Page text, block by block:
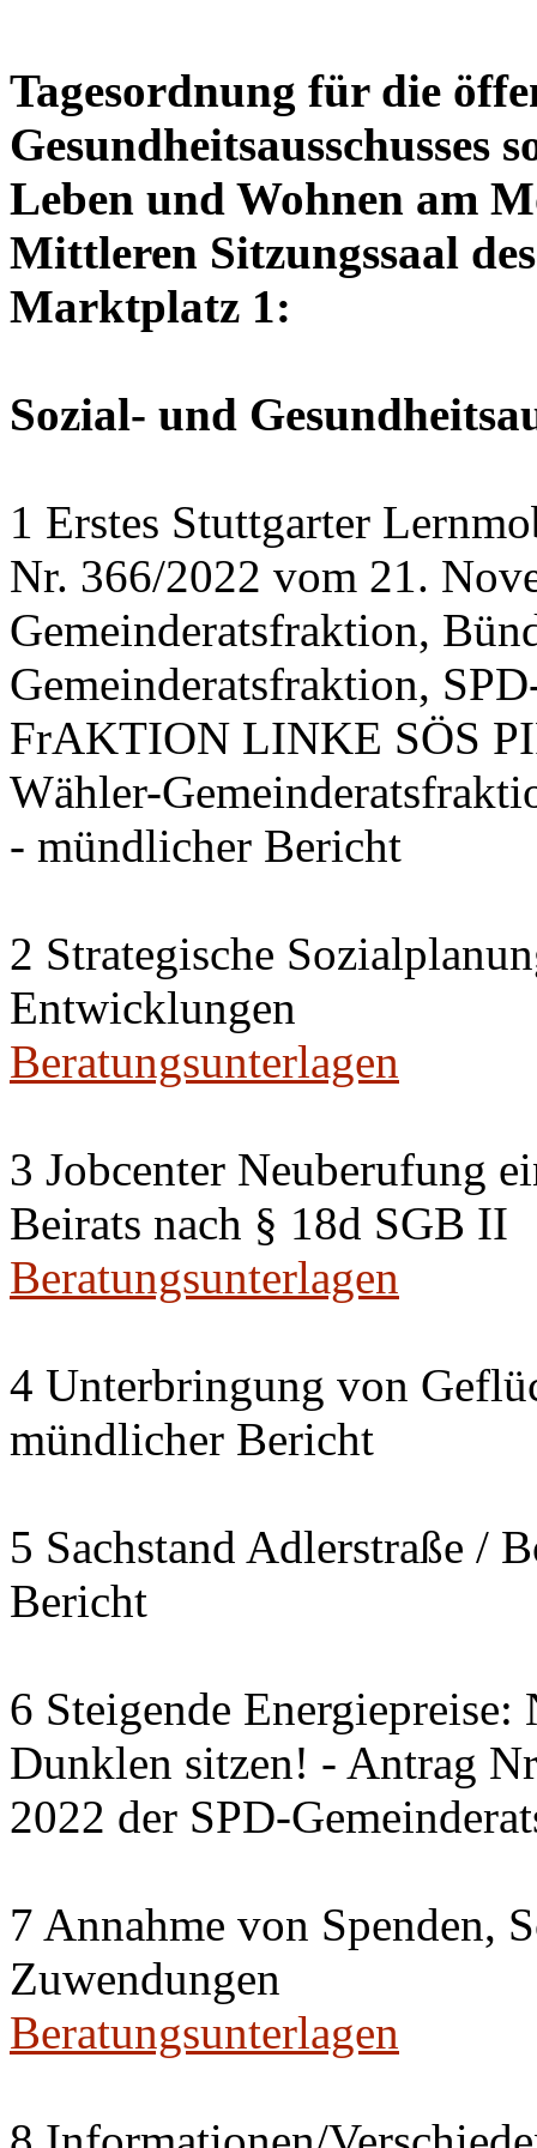
Tagesordnung für die
Gesundheitsausschusses
Leben und Wohnen am
Mittleren Sitzungssaal
Marktplatz 1:
Sozial- und
1 Erstes Stuttgarter
Nr. 366/2022 vom 21.
Gemeinderatsfraktion,
Gemeinderatsfraktion,
FrAKTION LINKE SÖS
Wähler-
- mündlicher Bericht
2 Strategische
Entwicklungen
Beratungsunterlagen
3 Jobcenter Neuberufung
Beirats nach § 18d SGB II
Beratungsunterlagen
4 Unterbringung von
mündlicher Bericht
5 Sachstand Adlerstraße /
Bericht
6 Steigende
Dunklen sitzen! - Antrag
2022 der SPD-
7 Annahme von Spenden,
Zuwendungen
Beratungsunterlagen